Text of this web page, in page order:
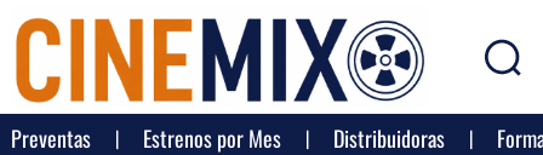
Preventas Estrenos por Mes Distribuidoras